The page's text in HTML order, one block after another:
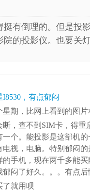
挺有倒理的。但是投
院的投影仪。也要关
I8530，有点郁闷
星期，比网上看到的图
断，查不到SIM卡，得
一个。能投影是这部机
电视，电脑。特别郁闷
的手机，现在两千多能
郁闷了好久。。。有点后
了就用呗